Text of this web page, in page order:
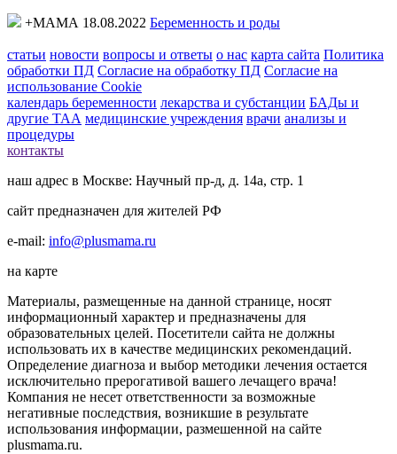
+МАМА 18.08.2022 Беременность и роды
статьи новости вопросы и ответы о нас карта сайта Политика
обработки ПД Согласие на обработку ПД Согласие на
использование Cookie
календарь беременности лекарства и субстанции БАДы и
другие ТАА медицинские учреждения врачи анализы и
процедуры
контакты
наш адрес в Москве: Научный пр-д, д. 14а, стр. 1
сайт предназначен для жителей РФ
e-mail: info@plusmama.ru
на карте
Материалы, размещенные на данной странице, носят
информационный характер и предназначены для
образовательных целей. Посетители сайта не должны
использовать их в качестве медицинских рекомендаций.
Определение диагноза и выбор методики лечения остается
исключительно прерогативой вашего лечащего врача!
Компания не несет ответственности за возможные
негативные последствия, возникшие в результате
использования информации, размешенной на сайте
plusmama.ru.